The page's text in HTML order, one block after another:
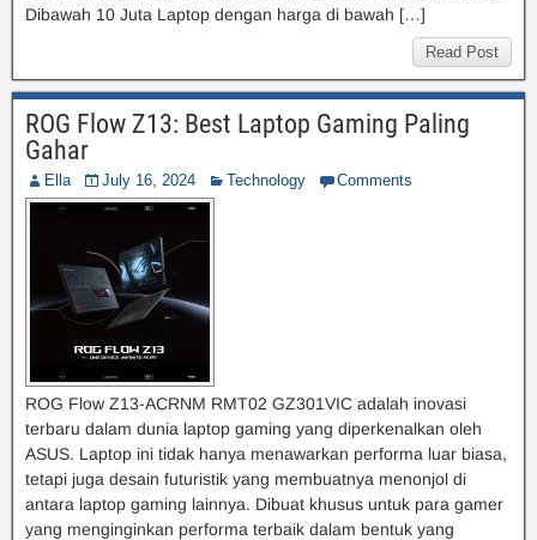
Dibawah 10 Juta Laptop dengan harga di bawah […]
Read Post
ROG Flow Z13: Best Laptop Gaming Paling
Gahar
Ella July 16, 2024 Technology Comments
ROG Flow Z13-ACRNM RMT02 GZ301VIC adalah inovasi
terbaru dalam dunia laptop gaming yang diperkenalkan oleh
ASUS. Laptop ini tidak hanya menawarkan performa luar biasa,
tetapi juga desain futuristik yang membuatnya menonjol di
antara laptop gaming lainnya. Dibuat khusus untuk para gamer
yang menginginkan performa terbaik dalam bentuk yang